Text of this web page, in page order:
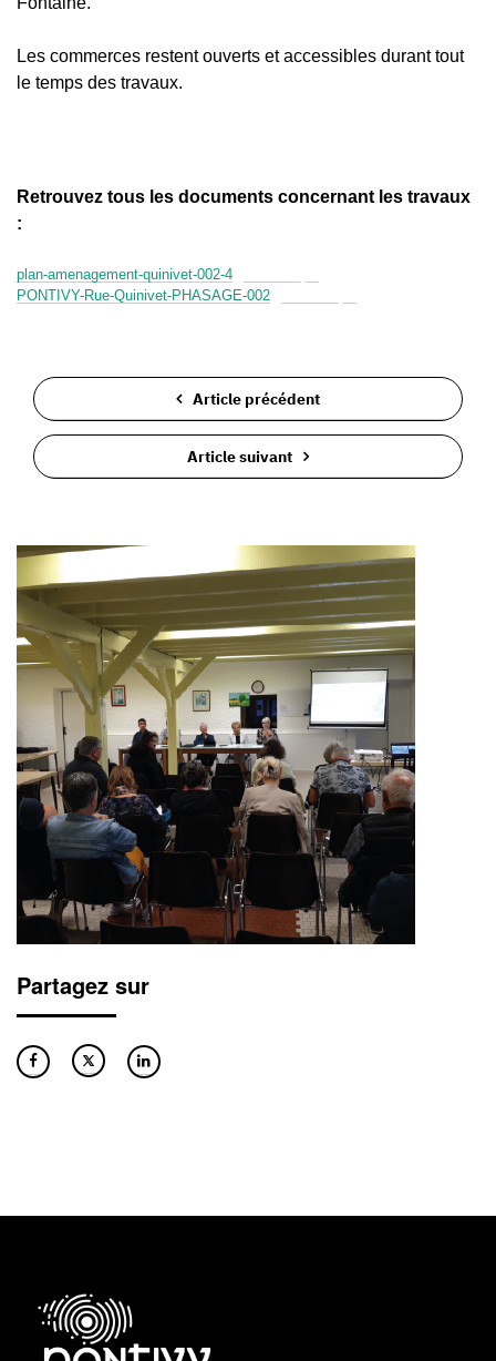
Les commerces restent ouverts et accessibles durant tout
le temps des travaux.
Retrouvez tous les documents concernant les travaux
:
plan-amenagement-quinivet-002-4
PONTIVY-Rue-Quinivet-PHASAGE-002
Article précédent
Article suivant
Partagez sur